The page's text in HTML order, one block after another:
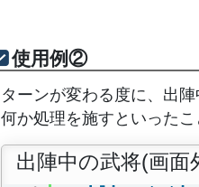
使用例②
ターンが変わる度に、出
何か処理を施すといったこ
出陣中の武将(画面